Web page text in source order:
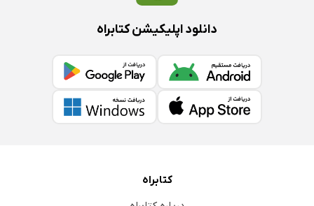
دانلود اپلیکیشن کتابراه
کتابراه